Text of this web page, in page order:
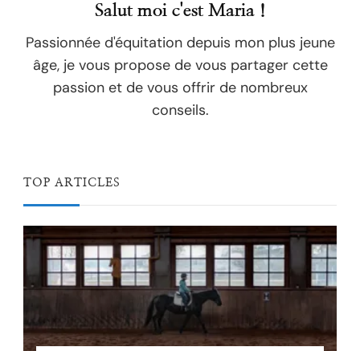
Salut moi c'est Maria !
Passionnée d'équitation depuis mon plus jeune
âge, je vous propose de vous partager cette
passion et de vous offrir de nombreux
conseils.
TOP ARTICLES